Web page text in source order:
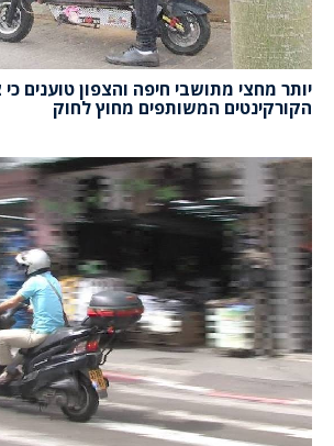
יותר מחצי מתושבי חיפה והצפון טוענים
הקורקינטים המשותפים מחוץ לחוק